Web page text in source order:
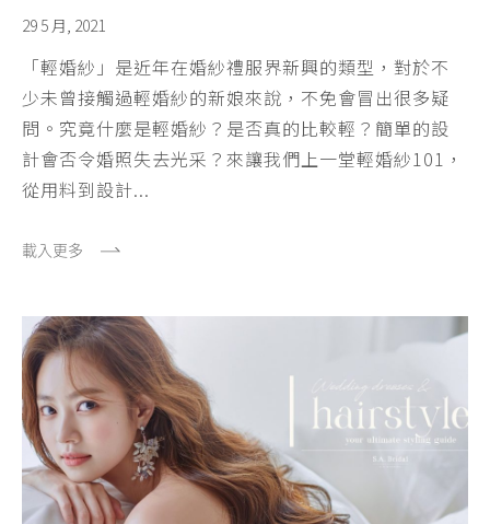
載入更多
29 5 月, 2021
「輕婚紗」是近年在婚紗禮服界新興的類型，對於不
少未曾接觸過輕婚紗的新娘來說，不免會冒出很多疑
問。究竟什麼是輕婚紗？是否真的比較輕？簡單的設
計會否令婚照失去光采？來讓我們上一堂輕婚紗101，
從用料到設計...